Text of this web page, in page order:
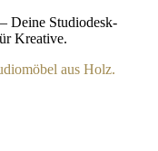
Deine Studiodesk-
Kreative.